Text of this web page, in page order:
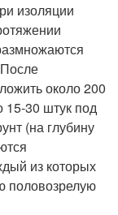
изоляции
около 200
15-30 штук под
(на глубину
из которых
половозрелую